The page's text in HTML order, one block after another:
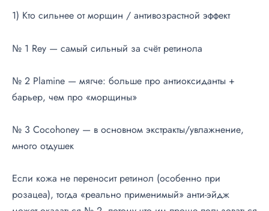
1) Кто сильнее от морщин / антивозрастной эффект
№ 1 Rey — самый сильный за счёт ретинола
№ 2 Plamine — мягче: больше про антиоксиданты +
барьер, чем про «морщины»
№ 3 Cocohoney — в основном экстракты/увлажнение,
много отдушек
Если кожа не переносит ретинол (особенно при
розацеа), тогда «реально применимый» анти-эйдж